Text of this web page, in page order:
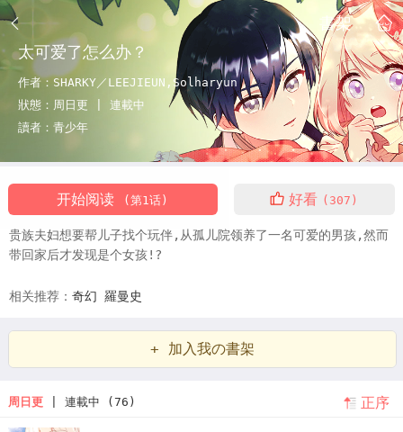
書架
太可爱了怎么办？
作者： SHARKY／LEEJIEUN,Solharyun
狀態： 周日更 | 連載中
讀者： 青少年
开始阅读 (第1话) 好看 (307)
贵族夫妇想要帮儿子找个玩伴,从孤儿院领养了一名可爱的男孩,然而
带回家后才发现是个女孩!?
相关推荐： 奇幻 羅曼史
+ 加入我の書架
周日更| 連載中 (76) 正序